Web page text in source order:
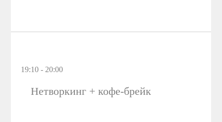
19:10 - 20:00
Нетворкинг + кофе-брейк